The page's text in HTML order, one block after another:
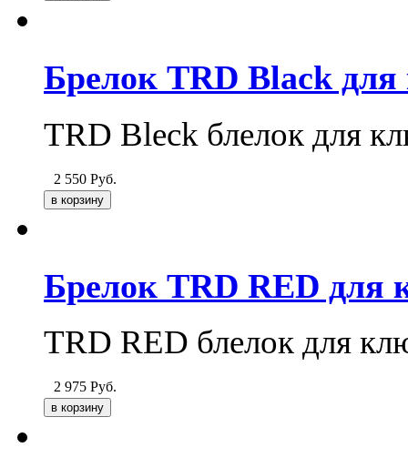
Брелок TRD Black
TRD Bleck блелок для
2 550 Руб.
Брелок TRD RED для
TRD RED блелок для
2 975 Руб.